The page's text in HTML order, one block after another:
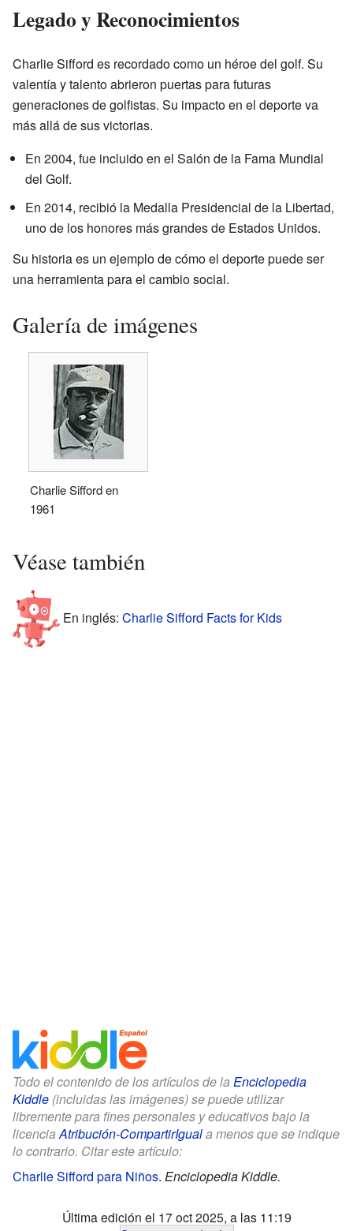
Legado y Reconocimientos
Charlie Sifford es recordado como un héroe del golf. Su
valentía y talento abrieron puertas para futuras
generaciones de golfistas. Su impacto en el deporte va
más allá de sus victorias.
En 2004, fue incluido en el Salón de la Fama Mundial
del Golf.
En 2014, recibió la Medalla Presidencial de la Libertad,
uno de los honores más grandes de Estados Unidos.
Su historia es un ejemplo de cómo el deporte puede ser
una herramienta para el cambio social.
Galería de imágenes
Charlie Sifford en
1961
Véase también
En inglés: Charlie Sifford Facts for Kids
Todo el contenido de los artículos de la Enciclopedia
Kiddle (incluidas las imágenes) se puede utilizar
libremente para fines personales y educativos bajo la
licenciaAtribución-CompartirIguala menos que se indique
lo contrario. Citar este artículo:
Charlie Sifford para Niños. Enciclopedia Kiddle.
Última edición el 17 oct 2025, a las 11:19